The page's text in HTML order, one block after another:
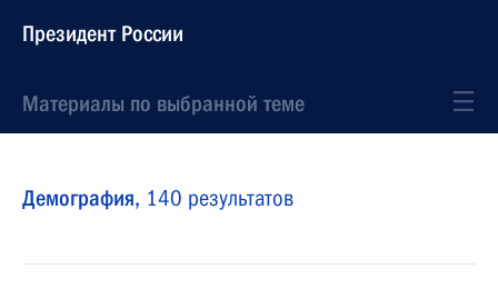
Президент России
Материалы по выбранной теме
Демография, 140 результатов